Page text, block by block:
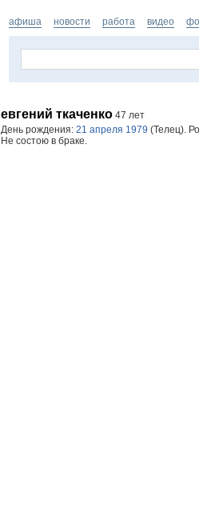
афиша новости работа видео
евгений ткаченко 47 лет
День рождения: 21 апреля 1979 (Телец).
Не состою в браке.